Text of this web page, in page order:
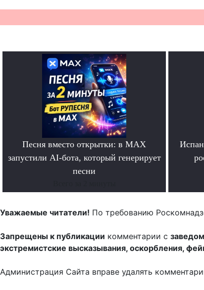
Песня вместо открытки: в MAX
запустили AI-бота, который генерирует
песни
Уважаемые читатели! По требованию
Запрещены к публикации комментарии с
экстремистские высказывания, оскорбления,
Администрация Сайта вправе удалять